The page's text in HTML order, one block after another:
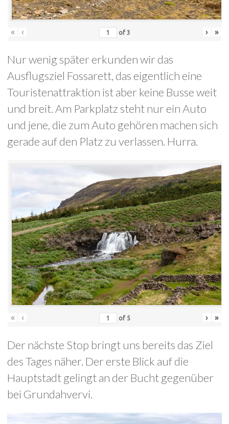
« ‹ of 3 › »
Nur wenig später erkunden wir das
Ausflugsziel Fossarett, das eigentlich eine
Touristenattraktion ist aber keine Busse weit
und breit. Am Parkplatz steht nur ein Auto
und jene, die zum Auto gehören machen sich
gerade auf den Platz zu verlassen. Hurra.
« ‹ of 5 › »
Der nächste Stop bringt uns bereits das Ziel
des Tages näher. Der erste Blick auf die
Hauptstadt gelingt an der Bucht gegenüber
bei Grundahvervi.